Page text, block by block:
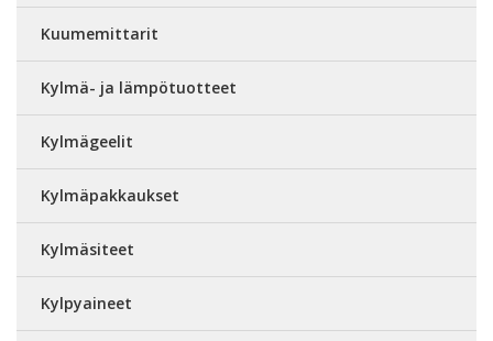
Kuumemittarit
Kylmä- ja lämpötuotteet
Kylmägeelit
Kylmäpakkaukset
Kylmäsiteet
Kylpyaineet